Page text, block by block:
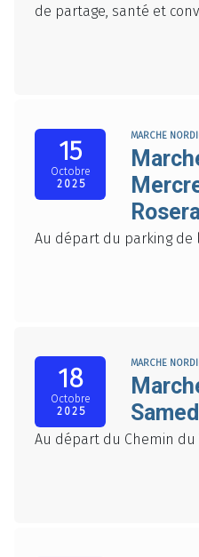
de partage, santé et
15
Octobre
2025
MARCHE
Au départ du parking de
18
Octobre
2025
MARCHE
Au départ du Chemin du